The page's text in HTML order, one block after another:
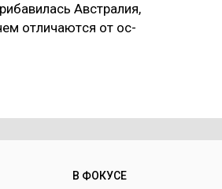
Авс­тра­лия,
от­ли­чают­ся от ос­
В ФОКУСЕ